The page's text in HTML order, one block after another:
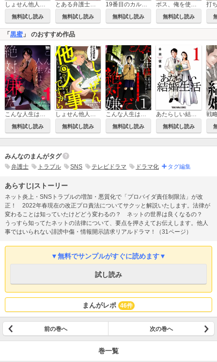
無料試し読み 無料試し読み
19番目のカルテ 徳重晃の問診
無料試し読み 無料試し読み
「 黒蜜」 のおすすめ作品
こんな人生は絶対嫌だ
無料試し読み
しょせん他人事ですから ～とある弁護士の本音の仕事～
無料試し読み
こんな人生は絶対嫌だ［ばら売り］［黒蜜］
無料試し読み
あたらしい結婚生活
無料試し読み
みんなのまんがタグ
弁護士 トラブル SNS テレビドラマ ドラマ化 タグ編集
あらすじ|ストーリー
ネット炎上・SNSトラブルの増加・悪質化で「プロバイダ責任制限法」が改
正！ 2022年春現在の改正プロ責法についてサクッと解説いたします。法律が
変わることは知っていたけどどう変わるの？ ネットの世界は良くなるの？
うっすら知ってたネットの法律について、要点を押さえてお伝えします。他人
事ではいられない誹謗中傷・情報開示請求リアルドラマ！（31ページ）
▼無料でサンプルがすぐに読めます▼
試し読み
まんがレポ 46件
前の巻へ 次の巻へ
巻一覧